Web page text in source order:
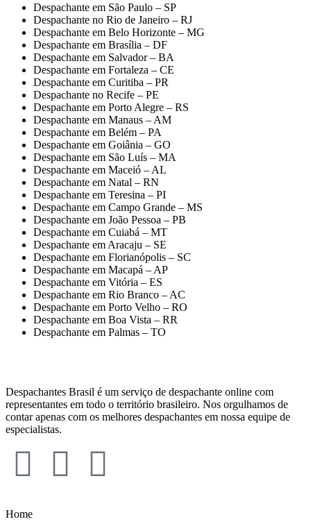
Despachante em São Paulo – SP
Despachante no Rio de Janeiro – RJ
Despachante em Belo Horizonte – MG
Despachante em Brasília – DF
Despachante em Salvador – BA
Despachante em Fortaleza – CE
Despachante em Curitiba – PR
Despachante no Recife – PE
Despachante em Porto Alegre – RS
Despachante em Manaus – AM
Despachante em Belém – PA
Despachante em Goiânia – GO
Despachante em São Luís – MA
Despachante em Maceió – AL
Despachante em Natal – RN
Despachante em Teresina – PI
Despachante em Campo Grande – MS
Despachante em João Pessoa – PB
Despachante em Cuiabá – MT
Despachante em Aracaju – SE
Despachante em Florianópolis – SC
Despachante em Macapá – AP
Despachante em Vitória – ES
Despachante em Rio Branco – AC
Despachante em Porto Velho – RO
Despachante em Boa Vista – RR
Despachante em Palmas – TO
Despachantes Brasil é um serviço de despachante online com
representantes em todo o território brasileiro. Nos orgulhamos de
contar apenas com os melhores despachantes em nossa equipe de
especialistas.
Home